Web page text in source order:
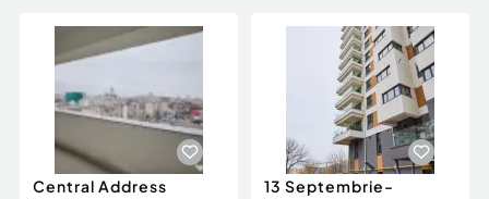
Central Address
13 Septembrie-